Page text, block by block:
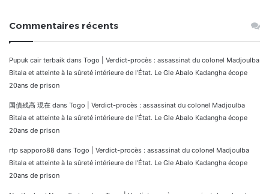
Commentaires récents
Pupuk cair terbaik dans Togo | Verdict-procès : assassinat du colonel Madjoulba
Bitala et atteinte à la sûreté intérieure de l’État. Le Gle Abalo Kadangha écope
20ans de prison
国債残高 現在 dans Togo | Verdict-procès : assassinat du colonel Madjoulba
Bitala et atteinte à la sûreté intérieure de l’État. Le Gle Abalo Kadangha écope
20ans de prison
rtp sapporo88 dans Togo | Verdict-procès : assassinat du colonel Madjoulba
Bitala et atteinte à la sûreté intérieure de l’État. Le Gle Abalo Kadangha écope
20ans de prison